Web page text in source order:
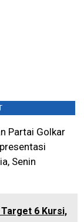
Partai Golkar
Senin
6 Kursi,